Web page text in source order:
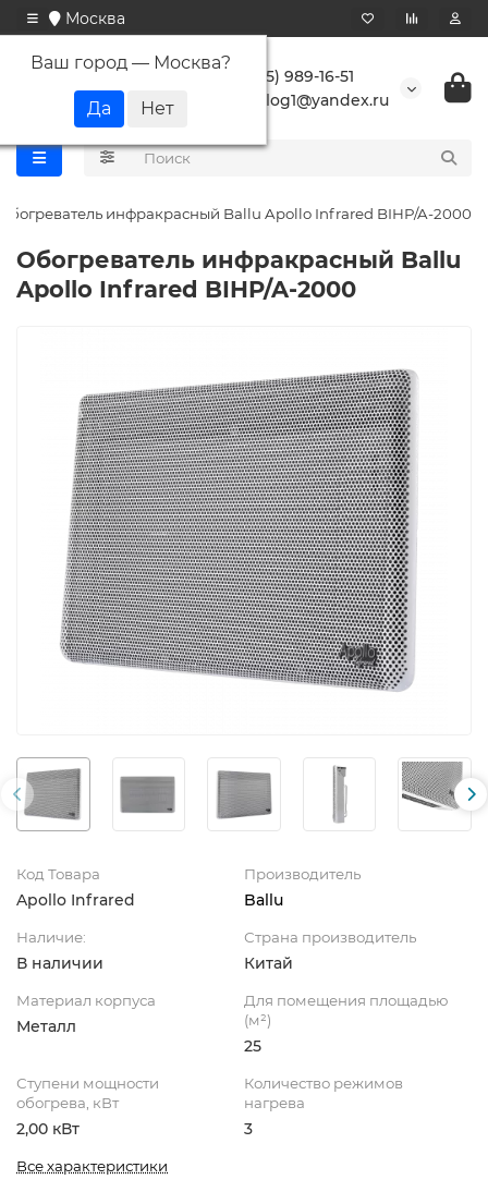
Москва
Ваш город — Москва?
+7 (495) 989-16-51
buranlog1@yandex.ru
инфракрасный Ballu Apollo Infrared BIHP/A-2000
Обогреватель инфракрасный Ballu
Apollo Infrared BIHP/A-2000
Код Товара
Apollo Infrared
Производитель
Ballu
Наличие:
В наличии
Страна производитель
Китай
Материал корпуса
Металл
Для помещения площадью
(м²)
25
Ступени мощности
обогрева, кВт
2,00 кВт
Количество режимов
нагрева
3
Все характеристики